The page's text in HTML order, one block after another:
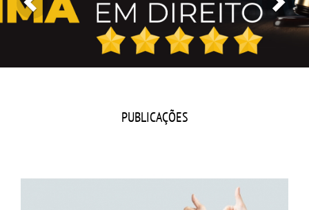
BIBLIOTECA
CPA
CURSOS
PUBLICAÇÕES